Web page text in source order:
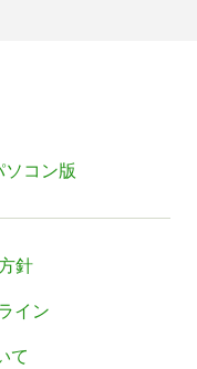
ソコン版
針
イン
て